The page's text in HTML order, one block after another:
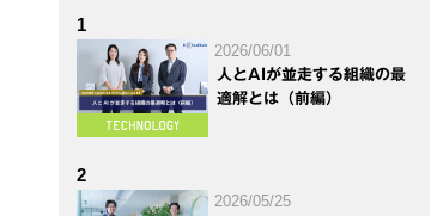
1
2026/06/01
人とAIが並走する組織の最
適解とは（前編）
2
2026/05/25